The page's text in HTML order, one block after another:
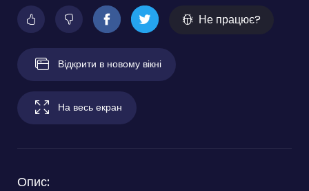
Не працює?
Відкрити в новому вікні
На весь екран
Опис: